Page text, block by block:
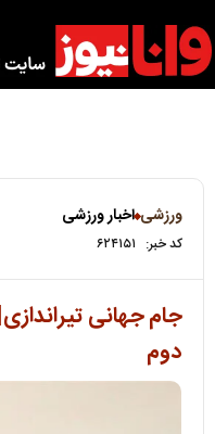
ورزشی اخبار ورزشی
کد خبر: ۶۲۴۱۵۱
جام جهانی
دوم